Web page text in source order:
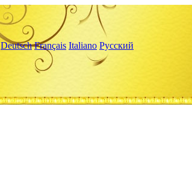
Deutsch Français Italiano Русский